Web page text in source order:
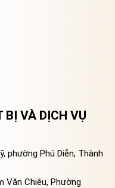
BỊ VÀ DỊCH VỤ
phường Phú Diễn, Thành
Văn Chiêu, Phường